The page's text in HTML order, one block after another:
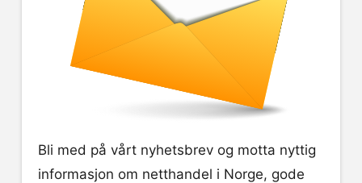
Bli med på vårt nyhetsbrev og motta nyttig
informasjon om netthandel i Norge, gode